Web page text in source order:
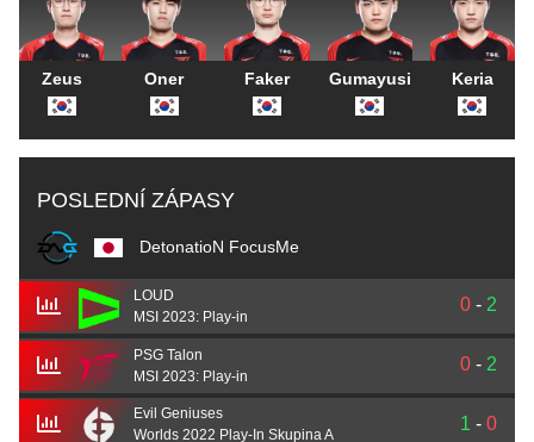
Zeus Oner Faker Gumayusi Keria
POSLEDNÍ ZÁPASY
DetonatioN FocusMe
LOUD
MSI 2023: Play-in
0 - 2
PSG Talon
MSI 2023: Play-in
0 - 2
Evil Geniuses
Worlds 2022 Play-In Skupina A
1 - 0